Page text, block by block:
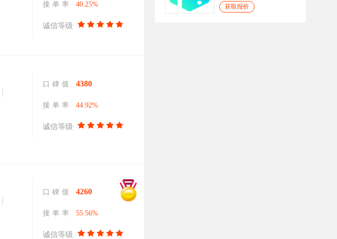
接单率 40.25%
诚信等级
口碑值 4380
接单率 44.92%
诚信等级
口碑值 4260
接单率 55.56%
诚信等级
获取报价